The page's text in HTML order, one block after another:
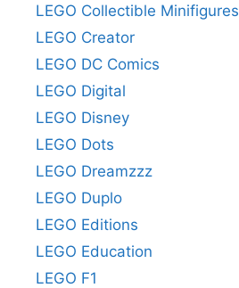
LEGO Collectible Minifigures
LEGO Creator
LEGO DC Comics
LEGO Digital
LEGO Disney
LEGO Dots
LEGO Dreamzzz
LEGO Duplo
LEGO Editions
LEGO Education
LEGO F1